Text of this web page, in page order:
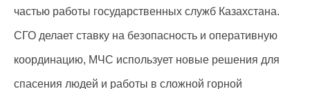
частью работы государственных служб Казахстана.
СГО делает ставку на безопасность и оперативную
координацию, МЧС использует новые решения для
спасения людей и работы в сложной горной